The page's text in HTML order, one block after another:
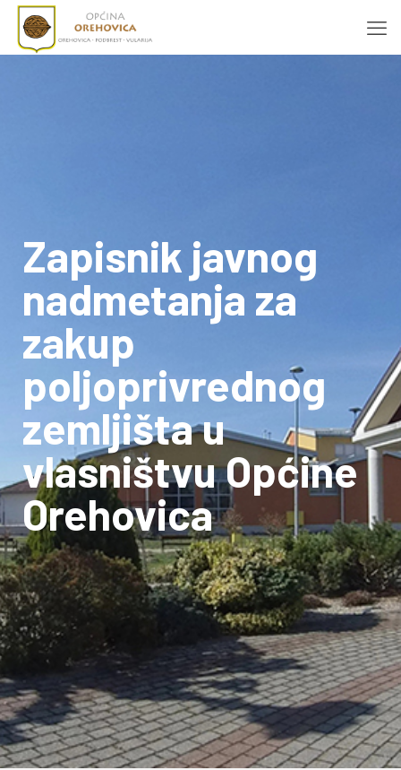
Zapisnik javnog
nadmetanja za
zakup
poljoprivrednog
zemljišta u
vlasništvu Općine
Orehovica